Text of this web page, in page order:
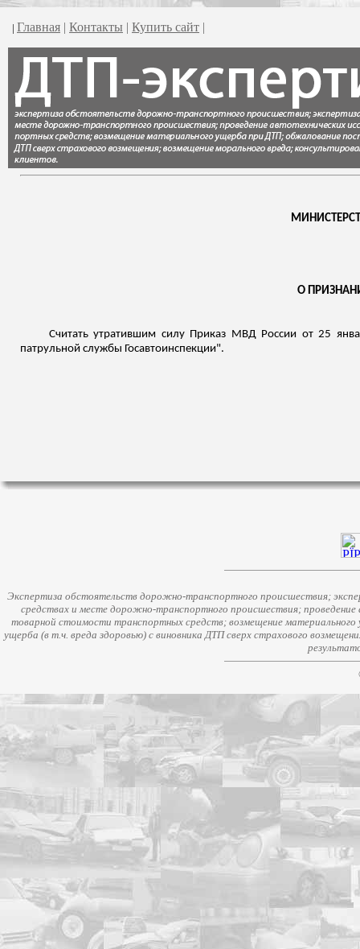
| Главная | Контакты | Купить сайт |
О
Считать утратившим силу Приказ МВД России от 25
патрульной службы Госавтоинспекции".
Экспертиза обстоятельств дорожно-транспортного происшествия;
средствах и месте дорожно-транспортного происшествия;
товарной стоимости транспортных средств; возмещение
ущерба (в т.ч. вреда здоровью) с виновника ДТП сверх страхового